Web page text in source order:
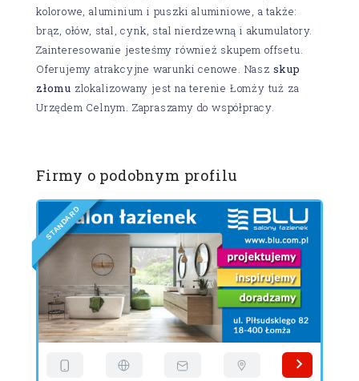
kolorowe, aluminium i puszki aluminiowe, a także:
brąz, ołów, stal, cynk, stal nierdzewną i akumulatory.
Zainteresowanie jesteśmy również skupem offsetu.
Oferujemy atrakcyjne warunki cenowe. Nasz skup
złomu zlokalizowany jest na terenie Łomży tuż za
Urzędem Celnym. Zapraszamy do współpracy.
Firmy o podobnym profilu
STANDAR
D